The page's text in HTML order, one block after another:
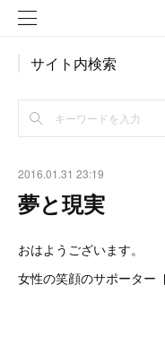
サイト内検索
2016.01.31 23:19
夢と現実
おはようございます。
女性の笑顔のサポーター